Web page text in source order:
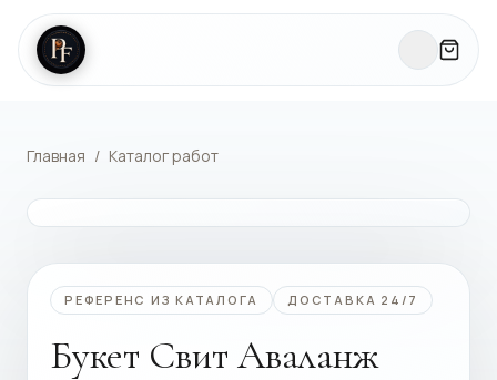
Главная / Каталог работ
РЕФЕРЕНС ИЗ КАТАЛОГА ДОСТАВКА 24/7
Букет Свит Аваланж